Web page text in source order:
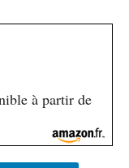
à partir de